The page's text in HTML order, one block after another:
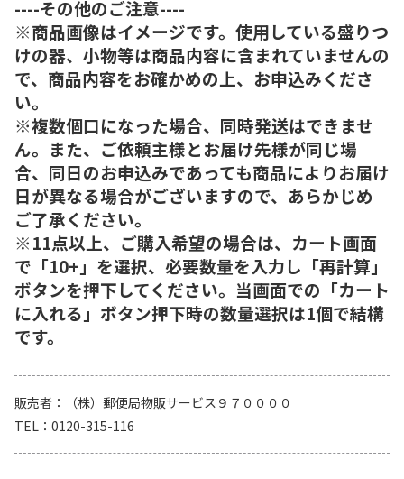
----その他のご注意----
※商品画像はイメージです。使用している盛りつ
けの器、小物等は商品内容に含まれていませんの
で、商品内容をお確かめの上、お申込みくださ
い。
※複数個口になった場合、同時発送はできませ
ん。また、ご依頼主様とお届け先様が同じ場
合、同日のお申込みであっても商品によりお届け
日が異なる場合がございますので、あらかじめ
ご了承ください。
※11点以上、ご購入希望の場合は、カート画面
で「10+」を選択、必要数量を入力し「再計算」
ボタンを押下してください。当画面での「カート
に入れる」ボタン押下時の数量選択は1個で結構
です。
販売者
（株）郵便局物販サービス９７００００
TEL
0120-315-116